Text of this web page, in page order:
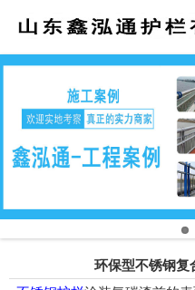
环保型不锈钢复